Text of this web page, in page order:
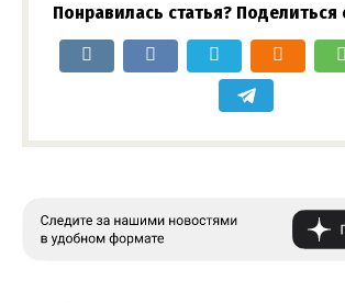
Понравилась статья? Поделиться